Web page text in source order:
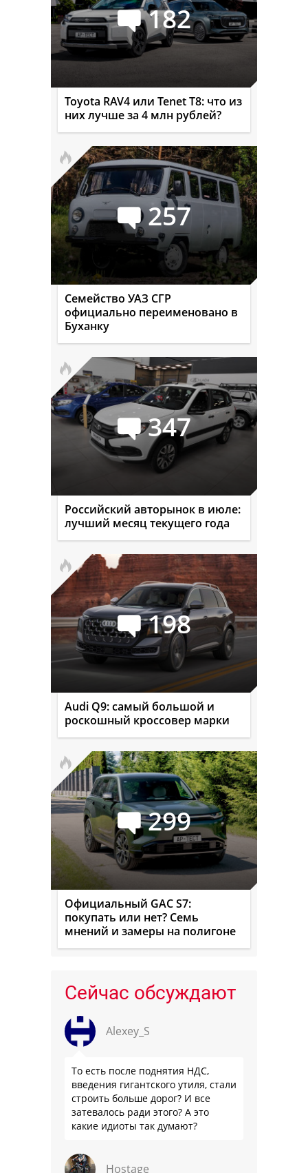
182
Toyota RAV4 или Tenet T8: что из
них лучше за 4 млн рублей?
257
Семейство УАЗ СГР
официально переименовано в
Буханку
347
Российский авторынок в июле:
лучший месяц текущего года
198
Audi Q9: самый большой и
роскошный кроссовер марки
299
Официальный GAC S7:
покупать или нет? Семь
мнений и замеры на полигоне
Сейчас обсуждают
Alexey_S
То есть после поднятия НДС,
введения гигантского утиля, стали
строить больше дорог? И все
затевалось ради этого? А это
какие идиоты так думают?
Hostage